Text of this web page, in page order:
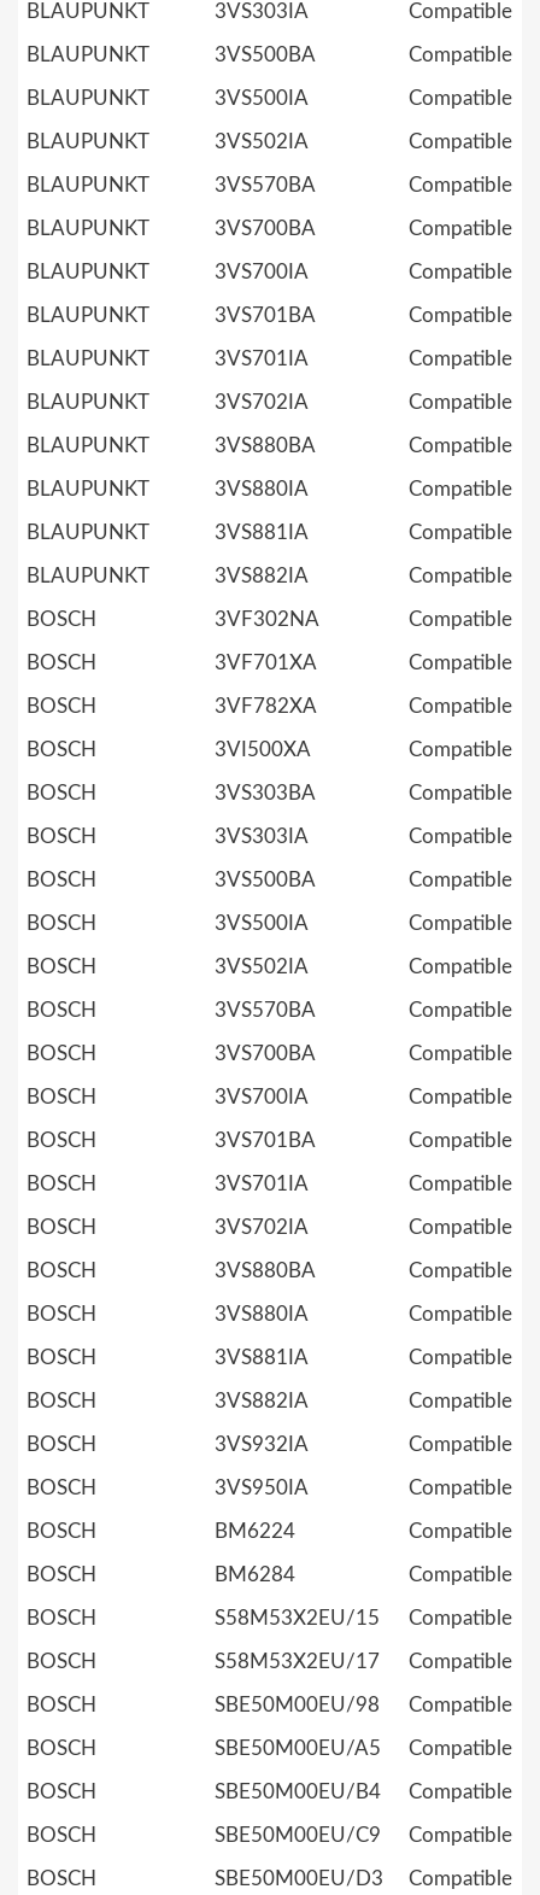
BLAUPUNKT 3VS303IA Compatible
BLAUPUNKT 3VS500BA Compatible
BLAUPUNKT 3VS500IA Compatible
BLAUPUNKT 3VS502IA Compatible
BLAUPUNKT 3VS570BA Compatible
BLAUPUNKT 3VS700BA Compatible
BLAUPUNKT 3VS700IA Compatible
BLAUPUNKT 3VS701BA Compatible
BLAUPUNKT 3VS701IA Compatible
BLAUPUNKT 3VS702IA Compatible
BLAUPUNKT 3VS880BA Compatible
BLAUPUNKT 3VS880IA Compatible
BLAUPUNKT 3VS881IA Compatible
BLAUPUNKT 3VS882IA Compatible
BOSCH 3VF302NA Compatible
BOSCH 3VF701XA Compatible
BOSCH 3VF782XA Compatible
BOSCH 3VI500XA Compatible
BOSCH 3VS303BA Compatible
BOSCH 3VS303IA Compatible
BOSCH 3VS500BA Compatible
BOSCH 3VS500IA Compatible
BOSCH 3VS502IA Compatible
BOSCH 3VS570BA Compatible
BOSCH 3VS700BA Compatible
BOSCH 3VS700IA Compatible
BOSCH 3VS701BA Compatible
BOSCH 3VS701IA Compatible
BOSCH 3VS702IA Compatible
BOSCH 3VS880BA Compatible
BOSCH 3VS880IA Compatible
BOSCH 3VS881IA Compatible
BOSCH 3VS882IA Compatible
BOSCH 3VS932IA Compatible
BOSCH 3VS950IA Compatible
BOSCH BM6224 Compatible
BOSCH BM6284 Compatible
BOSCH S58M53X2EU/15 Compatible
BOSCH S58M53X2EU/17 Compatible
BOSCH SBE50M00EU/98 Compatible
BOSCH SBE50M00EU/A5 Compatible
BOSCH SBE50M00EU/B4 Compatible
BOSCH SBE50M00EU/C9 Compatible
BOSCH SBE50M00EU/D3 Compatible